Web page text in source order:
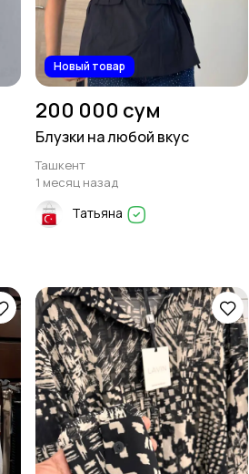
Новый товар
200 000 сум
Блузки на любой вкус
Ташкент
1 месяц назад
Татьяна